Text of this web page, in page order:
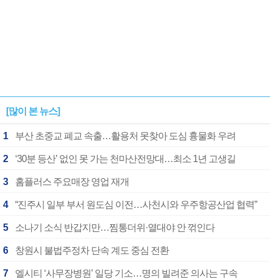
[많이 본 뉴스]
1 부산 초중교 폐교 속출…활용처 못찾아 도심 흉물화 우려
2 ‘30분 등산’ 없인 못 가는 천마산전망대…최소 1년 고생길
3 홈플러스 주요매장 영업 재개
4 “진주시 일부 부서 원도심 이전…사천시와 우주항공산업 협력”
5 소나기 소식 반갑지만…찜통더위·열대야 안 꺾인다
6 창원시 불법주정차 단속 계도 중심 전환
7 엘시티 ‘사무장병원’ 일당 기소…명의 빌려준 의사는 구속